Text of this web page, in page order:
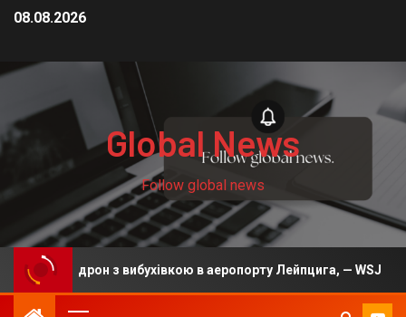
08.08.2026
Global News
Follow global news
дрон з вибухівкою в аеропорту Лейпцига, — WSJ